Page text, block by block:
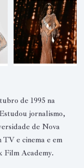
de 1995 na
jornalismo,
de Nova
TV e cinema e em
Film Academy.